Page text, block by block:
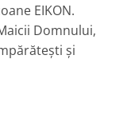
EIKON.
Domnului,
și